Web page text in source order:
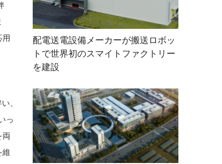
、
っ
両
維
配電送電設備メーカーが搬送ロボッ
トで世界初のスマイトファクトリー
を建設